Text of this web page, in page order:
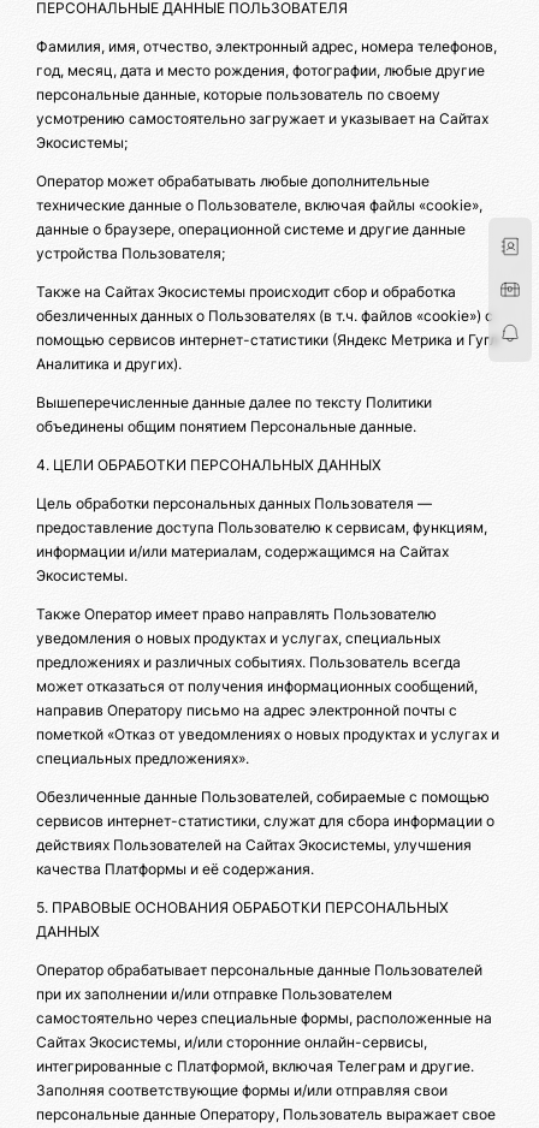
ПЕРСОНАЛЬНЫЕ ДАННЫЕ ПОЛЬЗОВАТЕЛЯ
Фамилия, имя, отчество, электронный адрес, номера телефонов,
год, месяц, дата и место рождения, фотографии, любые другие
персональные данные, которые пользователь по своему
усмотрению самостоятельно загружает и указывает на Сайтах
Экосистемы;
Оператор может обрабатывать любые дополнительные
технические данные о Пользователе, включая файлы «cookie»,
данные о браузере, операционной системе и другие данные
устройства Пользователя;
Также на Сайтах Экосистемы происходит сбор и обработка
обезличенных данных о Пользователях (в т.ч. файлов «cookie») с
помощью сервисов интернет-статистики (Яндекс Метрика и Гугл
Аналитика и других).
Вышеперечисленные данные далее по тексту Политики
объединены общим понятием Персональные данные.
4. ЦЕЛИ ОБРАБОТКИ ПЕРСОНАЛЬНЫХ ДАННЫХ
Цель обработки персональных данных Пользователя —
предоставление доступа Пользователю к сервисам, функциям,
информации и/или материалам, содержащимся на Сайтах
Экосистемы.
Также Оператор имеет право направлять Пользователю
уведомления о новых продуктах и услугах, специальных
предложениях и различных событиях. Пользователь всегда
может отказаться от получения информационных сообщений,
направив Оператору письмо на адрес электронной почты с
пометкой «Отказ от уведомлениях о новых продуктах и услугах и
специальных предложениях».
Обезличенные данные Пользователей, собираемые с помощью
сервисов интернет-статистики, служат для сбора информации о
действиях Пользователей на Сайтах Экосистемы, улучшения
качества Платформы и её содержания.
5. ПРАВОВЫЕ ОСНОВАНИЯ ОБРАБОТКИ ПЕРСОНАЛЬНЫХ
ДАННЫХ
Оператор обрабатывает персональные данные Пользователей
при их заполнении и/или отправке Пользователем
самостоятельно через специальные формы, расположенные на
Сайтах Экосистемы, и/или сторонние онлайн-сервисы,
интегрированные с Платформой, включая Телеграм и другие.
Заполняя соответствующие формы и/или отправляя свои
персональные данные Оператору, Пользователь выражает свое